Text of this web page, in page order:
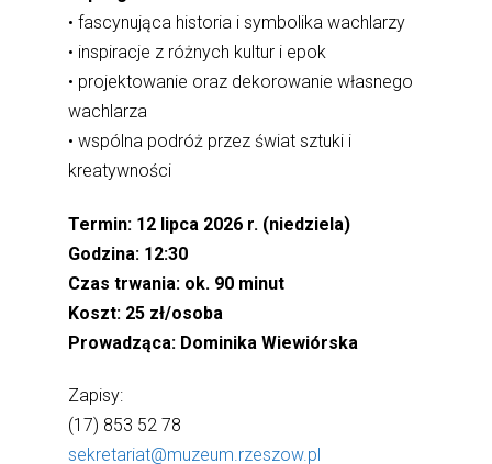
• fascynująca historia i symbolika wachlarzy
• inspiracje z różnych kultur i epok
• projektowanie oraz dekorowanie własnego
wachlarza
• wspólna podróż przez świat sztuki i
kreatywności
Termin: 12 lipca 2026 r. (niedziela)
Godzina: 12:30
Czas trwania: ok. 90 minut
Koszt: 25 zł/osoba
Prowadząca: Dominika Wiewiórska
Zapisy:
(17) 853 52 78
sekretariat@muzeum.rzeszow.pl